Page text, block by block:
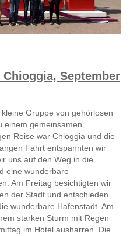
September
Gruppe von gehörlosen
einem gemeinsamen
Reise war Chioggia und die
Fahrt entspannten wir
uns auf den Weg in die
eine wunderbare
Am Freitag besichtigten wir
der Stadt und entschieden
wunderbare Hafenstadt. Am
starken Sturm mit Regen
im Hotel ausharren. Die